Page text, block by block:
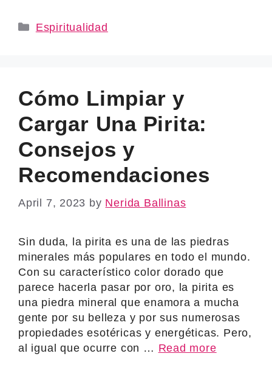
Categories
Espiritualidad
Cómo Limpiar y
Cargar Una Pirita:
Consejos y
Recomendaciones
April 7, 2023 by Nerida Ballinas
Sin duda, la pirita es una de las piedras
minerales más populares en todo el mundo.
Con su característico color dorado que
parece hacerla pasar por oro, la pirita es
una piedra mineral que enamora a mucha
gente por su belleza y por sus numerosas
propiedades esotéricas y energéticas. Pero,
al igual que ocurre con … Read more